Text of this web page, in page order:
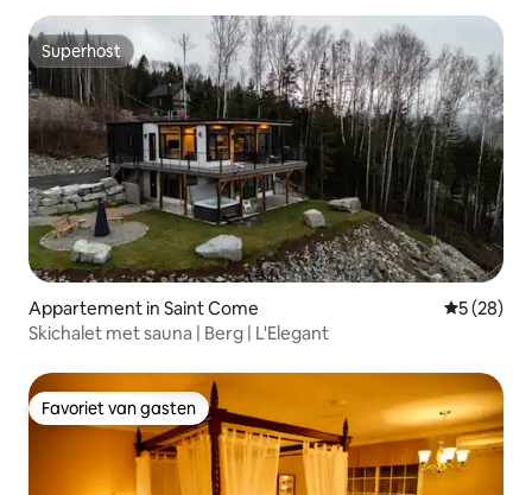
Superhost
Superhost
Appartement in Saint Come
5 (28)
Skichalet met sauna | Berg | L'Elegant
Favoriet van gasten
Favoriet van gasten